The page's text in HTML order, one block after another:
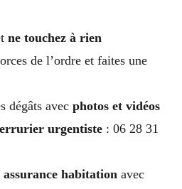
ne touchez à rien
de l’ordre et faites une
dégâts avec photos et vidéos
urgentiste: 06 28 31
assurance habitationavec